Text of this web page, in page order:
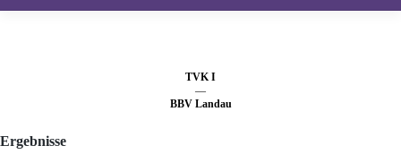
TVK I
—
BBV Landau
Ergebnisse